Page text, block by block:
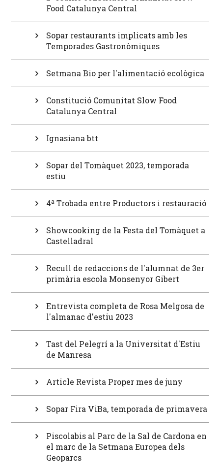
Food Catalunya Central
Sopar restaurants implicats amb les
Temporades Gastronòmiques
Setmana Bio per l'alimentació ecològica
Constitució Comunitat Slow Food
Catalunya Central
Ignasiana btt
Sopar del Tomàquet 2023, temporada
estiu
4ª Trobada entre Productors i restauració
Showcooking de la Festa del Tomàquet a
Castelladral
Recull de redaccions de l'alumnat de 3er
primària escola Monsenyor Gibert
Entrevista completa de Rosa Melgosa de
l'almanac d'estiu 2023
Tast del Pelegrí a la Universitat d'Estiu
de Manresa
Article Revista Proper mes de juny
Sopar Fira ViBa, temporada de primavera
Piscolabis al Parc de la Sal de Cardona en
el marc de la Setmana Europea dels
Geoparcs